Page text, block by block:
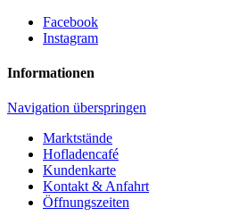
Facebook
Instagram
Informationen
Navigation überspringen
Marktstände
Hofladencafé
Kundenkarte
Kontakt & Anfahrt
Öffnungszeiten